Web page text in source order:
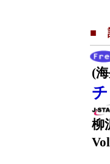
■
(
柳